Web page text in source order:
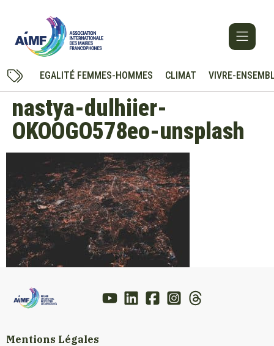
EGALITÉ FEMMES-HOMMES CLIMAT VIVRE-
nastya-dulhiier-
OKOOGO578eo-unsplash
Mentions Légales